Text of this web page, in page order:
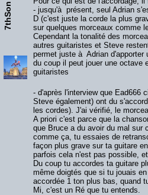
7thSon
- jusqu'à présent, seul Adrian
D (c'est juste la corde la plus
sur quelques morceaux comme
Cependant la tonalité des
autres guitaristes et Steve
permet juste à Adrian d'apporter
du coup il peut jouer une octave
guitaristes
- d'après l'interview que Ead666
Steve également) ont du
les cordes). J'ai vérifié, le
A priori c'est parce que la
que Bruce a du avoir du mal sur
comme ça, tu essaies de
façon plus grave sur ta guitare
parfois cela n'est pas possible,
Du coup tu accordes ta guitare
même doigtés que si tu jouais
accordée 1 ton plus bas, quand
Mi, c'est un Ré que tu entends.